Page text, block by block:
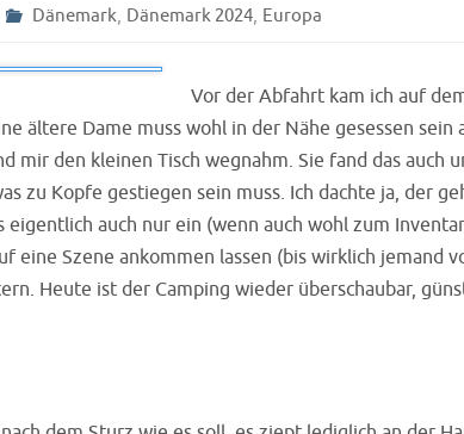
Dänemark, Dänemark 2024, Europa
Vor der Abfahrt kam ich auf
ältere Dame muss wohl in der Nähe gesessen
mir den kleinen Tisch wegnahm. Sie fand das auch
zu Kopfe gestiegen sein muss. Ich dachte ja, der
eigentlich auch nur ein (wenn auch wohl zum
eine Szene ankommen lassen (bis wirklich jemand
Heute ist der Camping wieder überschaubar,